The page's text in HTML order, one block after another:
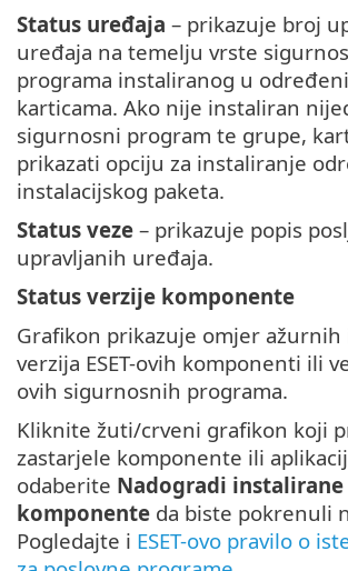
Status uređaja – prikazuje broj
uređaja na temelju vrste
programa instaliranog u
karticama. Ako nije instaliran
sigurnosni program te grupe,
prikazati opciju za instaliranje
instalacijskog paketa.
Status veze – prikazuje popis
upravljanih uređaja.
Status verzije komponente
Grafikon prikazuje omjer ažurnih
verzija ESET-ovih komponenti ili
ovih sigurnosnih programa.
Kliknite žuti/crveni grafikon koji
zastarjele komponente ili
odaberite Nadogradi instalirane
komponente da biste pokrenuli
Pogledajte i ESET-ovo pravilo o